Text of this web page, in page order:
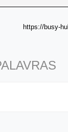
https://busy-